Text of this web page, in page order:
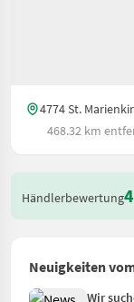
4774 St.
468.32 km
Händlerbewertung
Neuigkeiten
Wir